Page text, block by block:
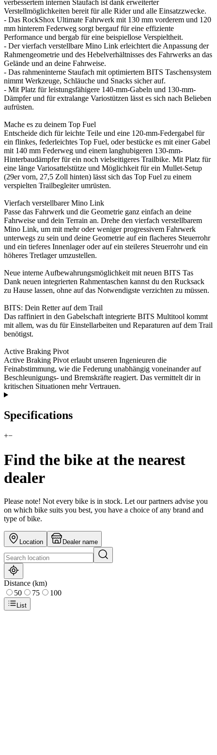
verbessertem internen Staufach ist dank erweiterter
Verstellmöglichkeiten bereit für alle Rider und alle Einsatzzwecke.
- Das RockShox Ultimate Fahrwerk mit 130 mm vorderem und 120
mm hinterem Federweg sorgt bergauf für eine effiziente
Performance und bergab für eine beispiellose Verspieltheit.
- Der vierfach verstellbare Mino Link erleichtert die Anpassung der
Rahmengeometrie und des Hebelverhältnisses des Fahrwerks an das
Gelände und an deine Fahrweise.
- Das rahmeninterne Staufach mit optimiertem BITS Taschensystem
nimmt Werkzeuge, Schläuche und Snacks sicher auf.
- Mit Platz für leistungsfähigere 140-mm-Gabeln und 130-mm-
Dämpfer und für extralange Variostützen lässt es sich nach Belieben
aufrüsten.
Mache es zu deinem Top Fuel
Entscheide dich für leichte Teile und eine 120-mm-Federgabel für
ein flinkes, federleichtes Top Fuel, oder bestücke es mit einer Gabel
mit 140 mm Federweg und einem langhubigeren 130-mm-
Hinterbaudämpfer für ein noch vielseitigeres Trailbike. Mit Platz für
eine länge Variosattelstütze und Möglichkeit für ein Mullet-Setup
(29er vorn, 27,5 Zoll hinten) lässt sich das Top Fuel zu einem
verspielten Trailbegleiter umrüsten.
Vierfach verstellbarer Mino Link
Passe das Fahrwerk und die Geometrie ganz einfach an deine
Fahrweise und dein Terrain an. Drehe den vierfach verstellbarem
Mino Link, um mit mehr oder weniger progressivem Fahrwerk
unterwegs zu sein und deine Geometrie auf ein flacheres Steuerrohr
und ein tieferes Innenlager oder auf ein steileres Steuerrohr und ein
höheres Tretlager umzustellen.
Neue interne Aufbewahrungsmöglichkeit mit neuen BITS Tas
Dank neuen integrierten Rahmentaschen kannst du den Rucksack
zu Hause lassen, ohne auf das Notwendigste verzichten zu müssen.
BITS: Dein Retter auf dem Trail
Das raffiniert in den Gabelschaft integrierte BITS Multitool kommt
mit allem, was du für Einstellarbeiten und Reparaturen auf dem Trail
benötigst.
Active Braking Pivot
Active Braking Pivot erlaubt unseren Ingenieuren die
Feinabstimmung, wie die Federung unabhängig voneinander auf
Beschleunigungs- und Bremskräfte reagiert. Das vermittelt dir in
kritischen Situationen mehr Vertrauen.
Specifications
+−
Find the bike at the nearest
dealer
Please note! Not every bike is in stock. Let our partners advise you
on which bike suits you best, you have a choice of any brand and
type of bike.
Location Dealer name
Distance (km)
50
75 100
List